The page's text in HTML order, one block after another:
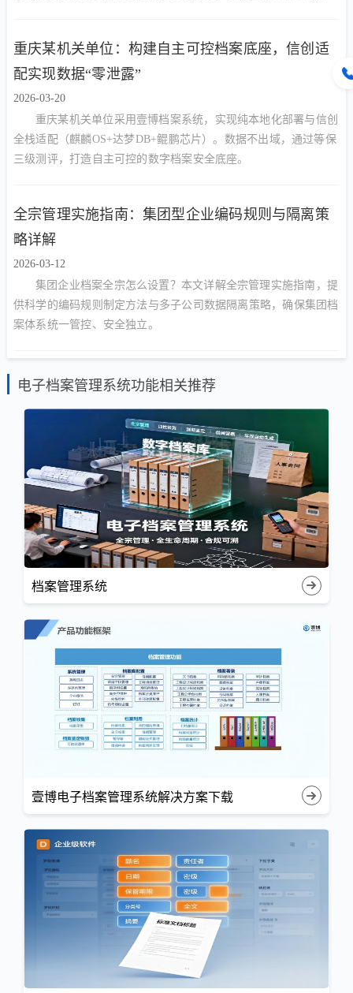
重庆某机关单位：构建自主可控档案底座，信创适
配实现数据“零泄露”
2026-03-20
重庆某机关单位采用壹博档案系统，实现纯本地化部署与信创
全栈适配（麒麟OS+达梦DB+鲲鹏芯片）。数据不出域，通过等保
三级测评，打造自主可控的数字档案安全底座。
全宗管理实施指南：集团型企业编码规则与隔离策
略详解
2026-03-12
集团企业档案全宗怎么设置？本文详解全宗管理实施指南，提
供科学的编码规则制定方法与多子公司数据隔离策略，确保集团档
案体系统一管控、安全独立。
电子档案管理系统功能相关推荐
档案管理系统
壹博电子档案管理系统解决方案下载